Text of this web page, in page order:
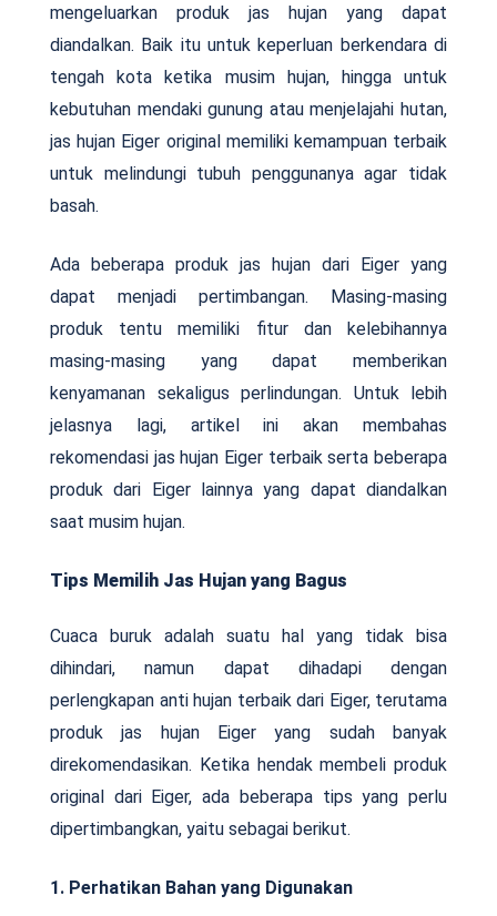
mengeluarkan produk jas hujan yang dapat
diandalkan. Baik itu untuk keperluan berkendara di
tengah kota ketika musim hujan, hingga untuk
kebutuhan mendaki gunung atau menjelajahi hutan,
jas hujan Eiger original memiliki kemampuan terbaik
untuk melindungi tubuh penggunanya agar tidak
basah.
Ada beberapa produk jas hujan dari Eiger yang
dapat menjadi pertimbangan. Masing-masing
produk tentu memiliki fitur dan kelebihannya
masing-masing yang dapat memberikan
kenyamanan sekaligus perlindungan. Untuk lebih
jelasnya lagi, artikel ini akan membahas
rekomendasi jas hujan Eiger terbaik serta beberapa
produk dari Eiger lainnya yang dapat diandalkan
saat musim hujan.
Tips Memilih Jas Hujan yang Bagus
Cuaca buruk adalah suatu hal yang tidak bisa
dihindari, namun dapat dihadapi dengan
perlengkapan anti hujan terbaik dari Eiger, terutama
produk jas hujan Eiger yang sudah banyak
direkomendasikan. Ketika hendak membeli produk
original dari Eiger, ada beberapa tips yang perlu
dipertimbangkan, yaitu sebagai berikut.
1. Perhatikan Bahan yang Digunakan